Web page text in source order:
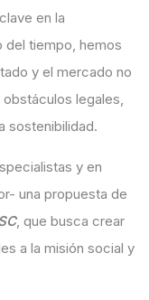
en la
del tiempo, hemos
y el mercado no
legales,
sostenibilidad.
y en
una propuesta de
, que busca crear
a la misión social y